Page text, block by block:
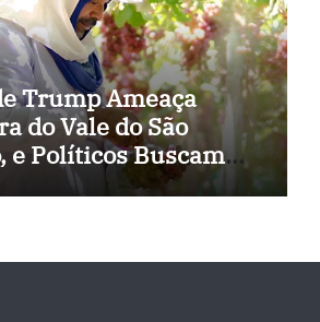
Trump Ameaça
do Vale do São
e Políticos Buscam